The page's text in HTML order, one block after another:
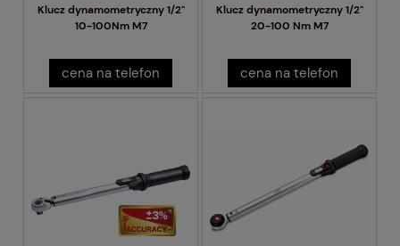
Klucz dynamometryczny 1/2"
10-100Nm M7
cena na telefon
Klucz dynamometryczny 1/2"
20-100 Nm M7
cena na telefon